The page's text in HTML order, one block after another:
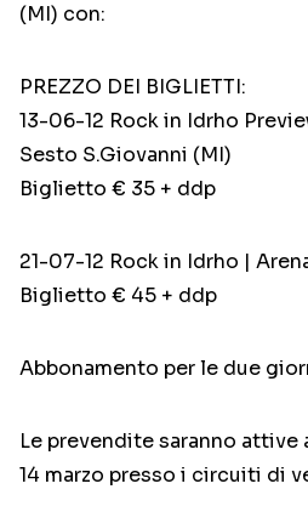
(MI) con:
PREZZO DEI BIGLIETTI:
13-06-12 Rock in Idrho
Sesto S.Giovanni (MI)
Biglietto € 35 + ddp
21-07-12 Rock in Idrho |
Biglietto € 45 + ddp
Abbonamento per le due
Le prevendite saranno attive
14 marzo presso i circuiti di